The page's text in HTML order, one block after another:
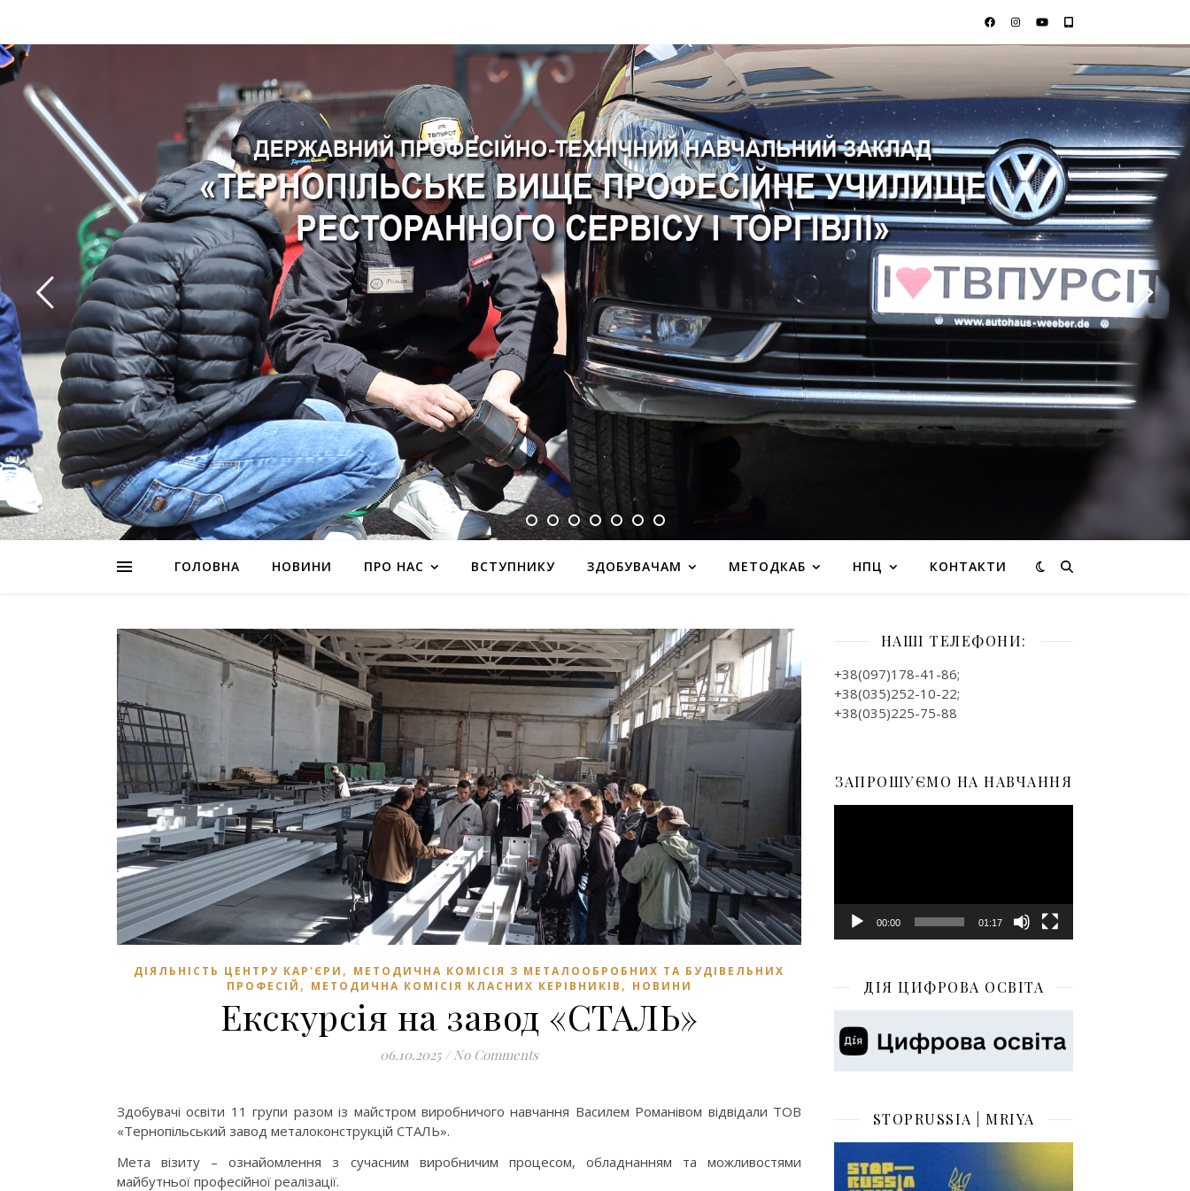
ГОЛОВНА НОВИНИ ПРО НАС ВСТУПНИКУ ЗДОБУВАЧАМ МЕТОДКАБ НПЦ КОНТАКТИ
ДІЯЛЬНІСТЬ ЦЕНТРУ КАР'ЄРИ , МЕТОДИЧНА КОМІСІЯ З МЕТАЛООБРОБНИХ ТА БУДІВЕЛЬНИХ
ПРОФЕСІЙ , МЕТОДИЧНА КОМІСІЯ КЛАСНИХ КЕРІВНИКІВ , НОВИНИ
Екскурсія на завод «СТАЛЬ»
06.10.2025 / No Comments
Здобувачі освіти 11 групи разом із майстром виробничого навчання Василем Романівом відвідали ТОВ
«Тернопільський завод металоконструкцій СТАЛЬ».
Мета візиту – ознайомлення з сучасним виробничим процесом, обладнанням та можливостями
майбутньої професійної реалізації.
НАШІ ТЕЛЕФОНИ:
+38(097)178-41-86;
+38(035)252-10-22;
+38(035)225-75-88
ЗАПРОШУЄМО НА НАВЧАННЯ
00:00 01:17
ДІЯ ЦИФРОВА ОСВІТА
STOPRUSSIA | MRIYA